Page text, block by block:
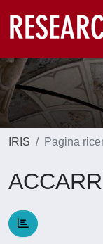
IRIS Pagina